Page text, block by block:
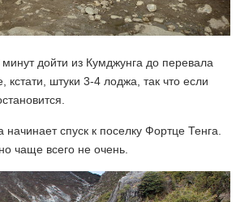
дойти из Кумджунга до перевала
штуки 3-4 лоджа, так что если
спуск к поселку Фортце Тенга.
чаще всего не очень.